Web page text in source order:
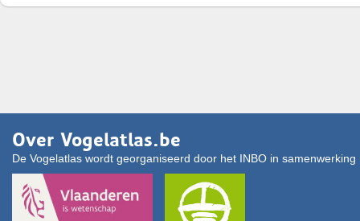
Over Vogelatlas.be
De Vogelatlas wordt georganiseerd door het INBO in